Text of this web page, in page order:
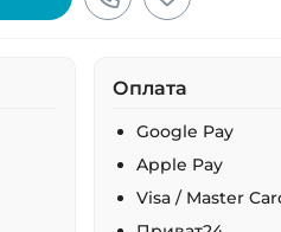
Оплата
Google Pay
Apple Pay
Visa / Master